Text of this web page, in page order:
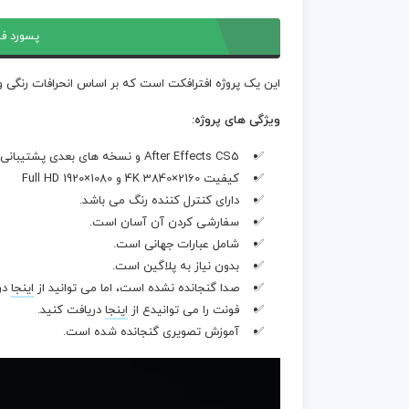
پسورد
این یک پروژه افترافکت است که بر اساس انحرافات
ویژگی های پروژه:
After Effects CS5 و نسخه های بعدی پشتیبانی می شود.
کیفیت 4K 3840×2160 و Full HD 1920×1080
دارای کنترل کننده رنگ می باشد.
سفارشی کردن آن آسان است.
شامل عبارات جهانی است.
بدون نیاز به پلاگین است.
صدا گنجانده نشده است، اما می توانید از اینجا
فونت را می توانیدع از اینجا دریافت کنید.
آموزش تصویری گنجانده شده است.